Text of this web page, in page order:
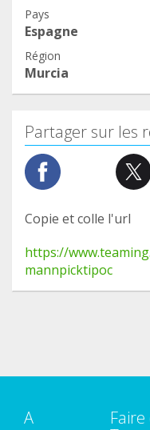
Pays
Espagne
Région
Murcia
Partager sur les
Copie et colle l'url
https://
mannpicktipoc
A
Faire